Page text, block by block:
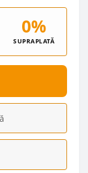
0%
SUPRAPLATĂ